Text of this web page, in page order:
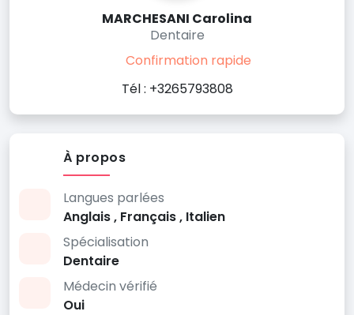
MARCHESANI Carolina
Dentaire
Confirmation rapide
Tél : +3265793808
À propos
Langues parlées
Anglais , Français , Italien
Spécialisation
Dentaire
Médecin vérifié
Oui